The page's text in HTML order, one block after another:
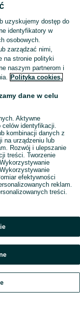
Sprzedaż towarów dla relaksu, twórczości i nauki Wieliczka ▶️ Nowe i używane instrumenty, książki, filmy i inne ✌ Kupuj i sprzedawaj na OLX.pl! Zobacz
Czat Konto
uzyskujemy dostęp do
identyfikatory w
osobowych.
zarządzać nimi,
na stronie polityki
naszym partnerom i
Polityka cookies,
dane w celu
Aktywne
celów identyfikacji.
kombinacji danych z
na urządzeniu lub
Rozwój i ulepszanie
treści. Tworzenie
efektywności
reklam.
treści.